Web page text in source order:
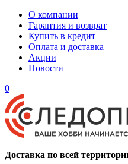
О компании
Гарантия и возврат
Купить в кредит
Оплата и доставка
Акции
Новости
0
Доставка по всей